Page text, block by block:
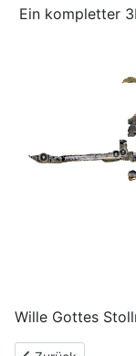
Ein kompletter
Wille Gottes